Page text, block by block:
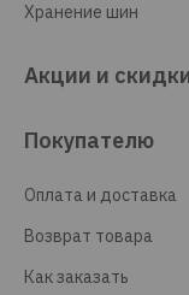
Хранение шин
Акции и
Покупателю
Оплата и доставка
Возврат товара
Как заказать